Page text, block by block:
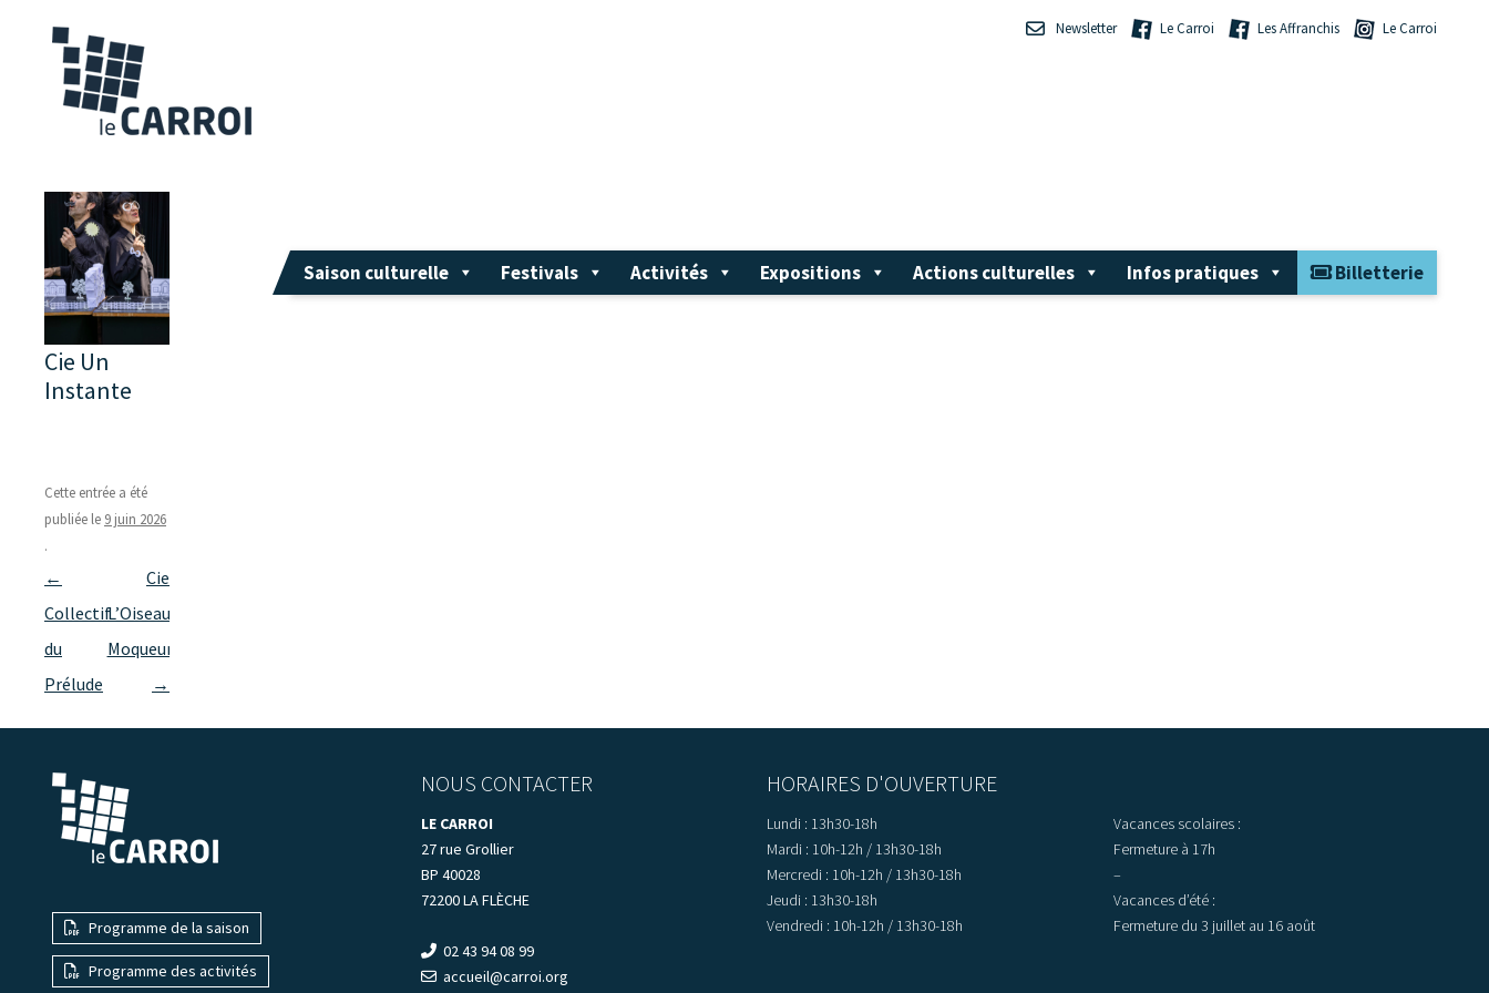
Saison culturelle Festivals Activités Expositions Actions culturelles Infos pratiques Billetterie
Newsletter Le Carroi Les Affranchis Le Carroi
Cie Un
Instante
Cette entrée a été
publiée le 9 juin 2026
.
Navigation
des
articles
←
Collectif
du
Prélude
Cie
L’Oiseau
Moqueur
→
Programme de la saison
Programme des activités
NOUS CONTACTER
LE CARROI
27 rue Grollier
BP 40028
72200 LA FLÈCHE
02 43 94 08 99
accueil@carroi.org
HORAIRES D'OUVERTURE
Lundi : 13h30-18h
Mardi : 10h-12h / 13h30-18h
Mercredi : 10h-12h / 13h30-18h
Jeudi : 13h30-18h
Vendredi : 10h-12h / 13h30-18h
Vacances scolaires :
Fermeture à 17h
–
Vacances d’été :
Fermeture du 3 juillet au 16 août